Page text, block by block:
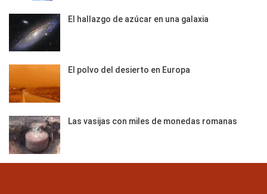
El hallazgo de azúcar en una galaxia
El polvo del desierto en Europa
Las vasijas con miles de monedas romanas